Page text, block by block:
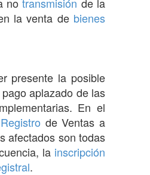
la venta de bienes
presente la posible
aplazado de las
En el
Registro de Ventas a
s afectados son todas
la inscripción
.